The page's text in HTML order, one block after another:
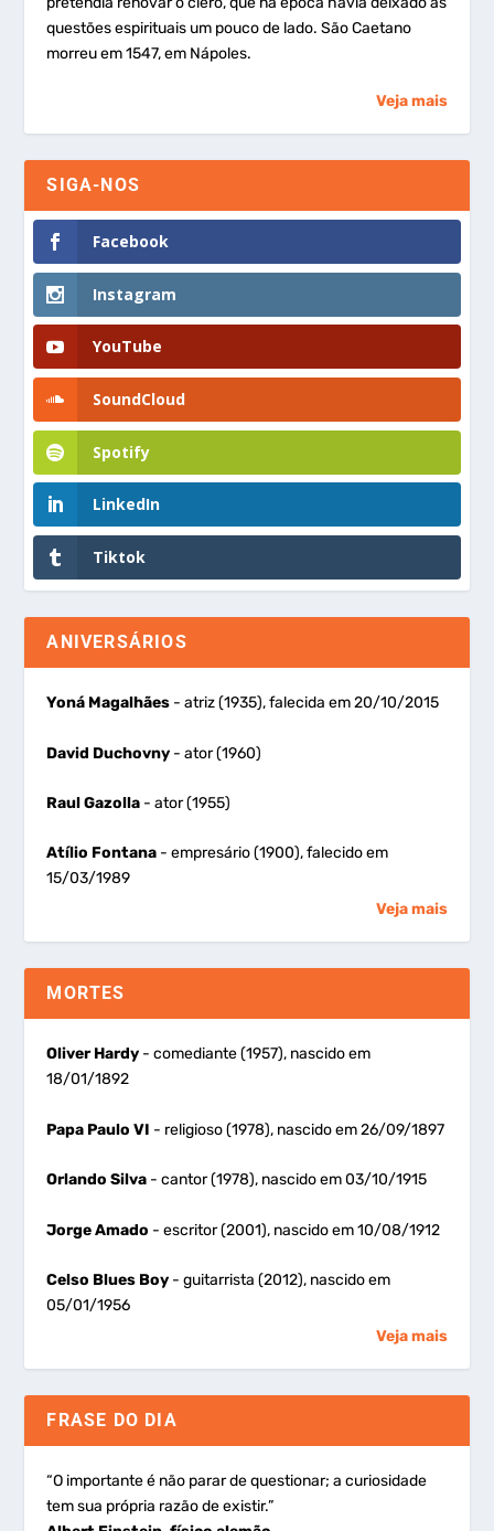
questões espirituais um pouco de lado. São Caetano
morreu em 1547, em Nápoles.
Veja mais
SIGA-NOS
Facebook
Instagram
YouTube
SoundCloud
Spotify
LinkedIn
Tiktok
ANIVERSÁRIOS
Yoná Magalhães - atriz (1935), falecida em 20/10/2015
David Duchovny - ator (1960)
Raul Gazolla - ator (1955)
Atílio Fontana - empresário (1900), falecido em
15/03/1989
Veja mais
MORTES
Oliver Hardy - comediante (1957), nascido em
18/01/1892
Papa Paulo VI - religioso (1978), nascido em 26/09/1897
Orlando Silva - cantor (1978), nascido em 03/10/1915
Jorge Amado - escritor (2001), nascido em 10/08/1912
Celso Blues Boy - guitarrista (2012), nascido em
05/01/1956
Veja mais
FRASE DO DIA
“O importante é não parar de questionar; a curiosidade
tem sua própria razão de existir.”